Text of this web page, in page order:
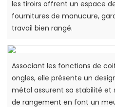
les tiroirs offrent un espace
fournitures de manucure,
travail bien rangé.
Associant les fonctions de
ongles, elle présente un
métal assurent sa stabilité et
de rangement en font un